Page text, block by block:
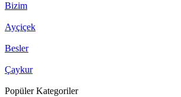
Bizim
Ayçiçek
Besler
Çaykur
Popüler Kategoriler